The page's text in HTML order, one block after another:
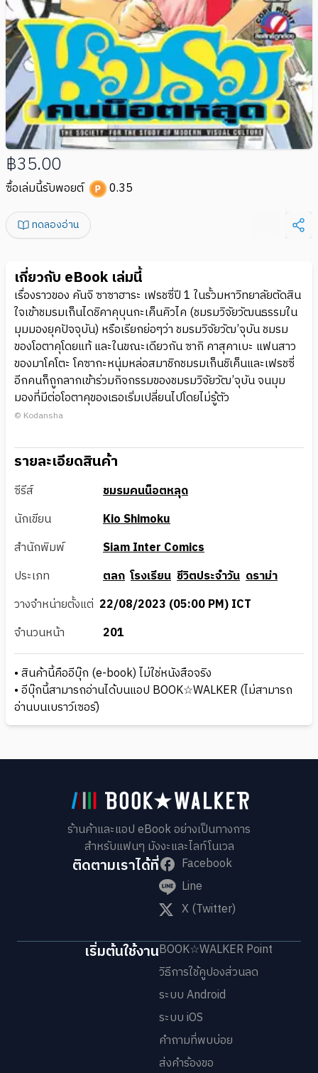
฿35.00
ซื้อเล่มนี้รับพอยต์ 0.35
ทดลองอ่าน
เกี่ยวกับ eBook เล่มนี้
เรื่องราวของ คันจิ ซาซาฮาระ เฟรชซี่ปี 1 ในรั้วมหาวิทยาลัยตัดสิน
ใจเข้าชมรมเก็นไดชิคาคุบุนกะเค็นคิวไค (ชมรมวิจัยวัฒนธรรมใน
มุมมองยุคปัจจุบัน) หรือเรียกย่อๆว่า ชมรมวิจัยวัฒ’จุบัน ชมรม
ของโอตาคุโดยแท้ และในขณะเดียวกัน ซากิ คาสุคาเบะ แฟนสาว
ของมาโคโตะ โคซากะหนุ่มหล่อสมาชิกชมรมเก็นชิเค็นและเฟรชซี่
อีกคนก็ถูกลากเข้าร่วมกิจกรรมของชมรมวิจัยวัฒ’จุบัน จนมุม
มองที่มีต่อโอตาคุของเธอเริ่มเปลี่ยนไปโดยไม่รู้ตัว
© Kodansha
รายละเอียดสินค้า
ซีรีส์
ชมรมคนน็อตหลุด
นักเขียน
Kio Shimoku
สำนักพิมพ์
Siam Inter Comics
ประเภท
ตลก โรงเรียน ชีวิตประจำวัน ดราม่า
วางจำหน่ายตั้งแต่ 22/08/2023 (05:00 PM) ICT
จำนวนหน้า
201
• สินค้านี้คืออีบุ๊ก (e-book) ไม่ใช่หนังสือจริง
• อีบุ๊กนี้สามารถอ่านได้บนแอป BOOK☆WALKER (ไม่สามารถ
อ่านบนเบราว์เซอร์)
ร้านค้าและแอป eBook อย่างเป็นทางการ
สำหรับแฟนๆ มังงะและไลท์โนเวล
ติดตามเราได้ที่
Facebook
Line
X (Twitter)
เริ่มต้นใช้งานBOOK☆WALKER Point
วิธีการใช้คูปองส่วนลด
ระบบ Android
ระบบ iOS
คำถามที่พบบ่อย
ส่งคำร้องขอ